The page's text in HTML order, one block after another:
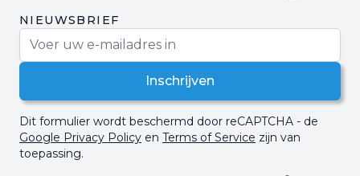
NIEUWSBRIEF
Inschrijven
Dit formulier wordt beschermd door reCAPTCHA - de
Google Privacy Policy en Terms of Service zijn van
toepassing.